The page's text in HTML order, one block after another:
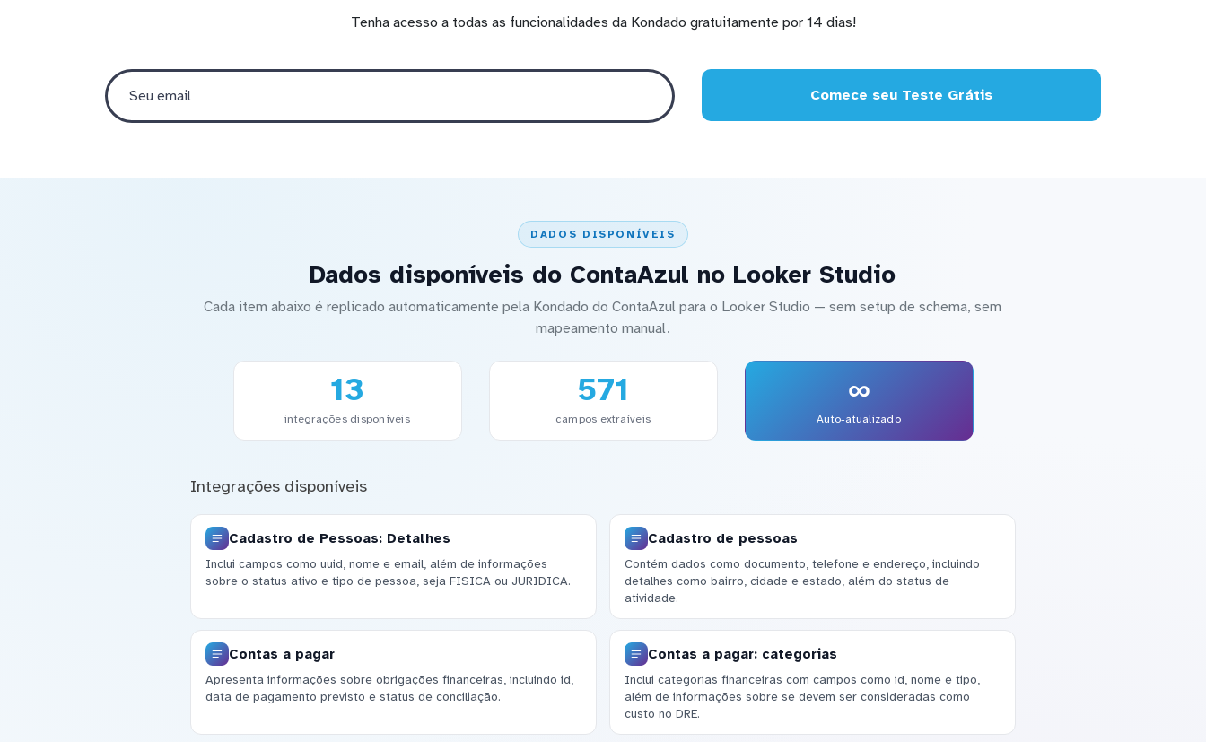
Tenha acesso a todas as funcionalidades da Kondado gratuitamente por 14 dias!
Comece seu Teste Grátis
DADOS DISPONÍVEIS
Dados disponíveis do ContaAzul no Looker Studio
Cada item abaixo é replicado automaticamente pela Kondado do ContaAzul para o Looker Studio — sem setup de schema, sem
mapeamento manual.
13
integrações disponíveis
571
campos extraíveis
∞
Auto-atualizado
Integrações disponíveis
Cadastro de Pessoas: Detalhes
Inclui campos como uuid, nome e email, além de informações
sobre o status ativo e tipo de pessoa, seja FISICA ou JURIDICA.
Cadastro de pessoas
Contém dados como documento, telefone e endereço, incluindo
detalhes como bairro, cidade e estado, além do status de
atividade.
Contas a pagar
Apresenta informações sobre obrigações financeiras, incluindo id,
data de pagamento previsto e status de conciliação.
Contas a pagar: categorias
Inclui categorias financeiras com campos como id, nome e tipo,
além de informações sobre se devem ser consideradas como
custo no DRE.